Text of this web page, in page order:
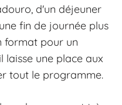
d'un déjeuner
fin de journée plus
format pour un
une place aux
tout le programme.